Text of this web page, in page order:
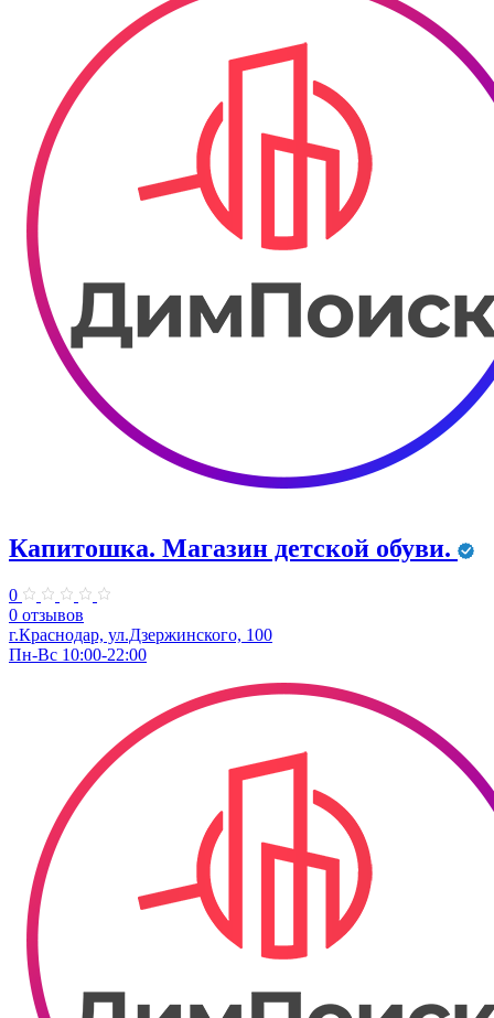
Капитошка. Магазин детской обуви.
0
0 отзывов
г.Краснодар, ул.Дзержинского, 100
Пн-Вс 10:00-22:00